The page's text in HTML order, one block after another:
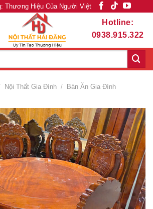
Thương Hiệu Của Người Việt
Hotline:
0938.915.322
Nội Thất Gia Đình / Bàn Ăn Gia Đình